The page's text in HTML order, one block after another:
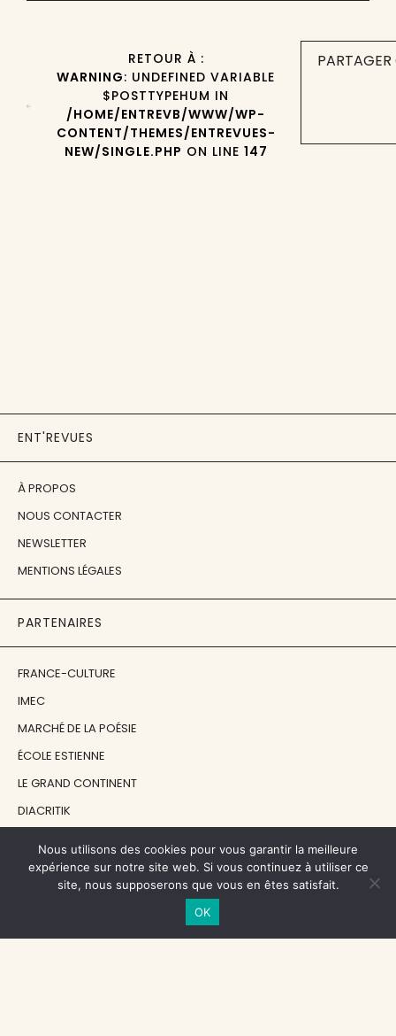
RETOUR À :
WARNING: UNDEFINED VARIABLE
$POSTTYPEHUM IN
/HOME/ENTREVB/WWW/WP-
CONTENT/THEMES/ENTREVUES-
NEW/SINGLE.PHP ON LINE 147
ENT'REVUES
À PROPOS
NOUS CONTACTER
NEWSLETTER
MENTIONS LÉGALES
PARTENAIRES
FRANCE-CULTURE
IMEC
MARCHÉ DE LA POÉSIE
ÉCOLE ESTIENNE
LE GRAND CONTINENT
DIACRITIK
NOS SOUTIENS
CENTRE NATIONAL DU LIVRE
Nous utilisons des cookies pour vous garantir la meilleure
expérience sur notre site web. Si vous continuez à utiliser ce
site, nous supposerons que vous en êtes satisfait.
OK